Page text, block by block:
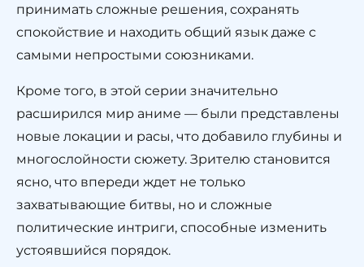
принимать сложные решения, сохранять
спокойствие и находить общий язык даже с
самыми непростыми союзниками.
Кроме того, в этой серии значительно
расширился мир аниме — были представлены
новые локации и расы, что добавило глубины и
многослойности сюжету. Зрителю становится
ясно, что впереди ждет не только
захватывающие битвы, но и сложные
политические интриги, способные изменить
устоявшийся порядок.